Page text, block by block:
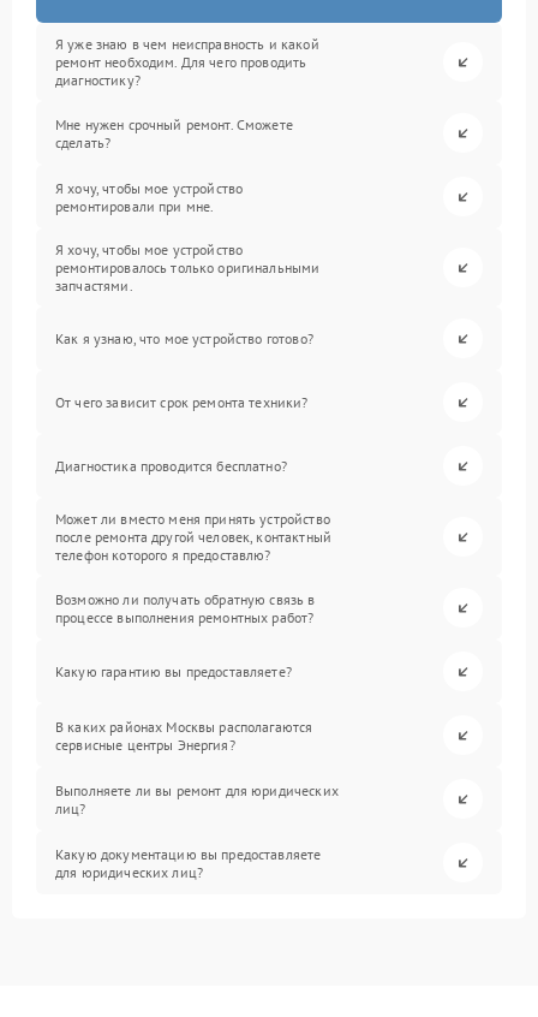
Я уже знаю в чем неисправность и какой
ремонт необходим. Для чего проводить
диагностику?
Мне нужен срочный ремонт. Сможете
сделать?
Я хочу, чтобы мое устройство
ремонтировали при мне.
Я хочу, чтобы мое устройство
ремонтировалось только оригинальными
запчастями.
Как я узнаю, что мое устройство готово?
От чего зависит срок ремонта техники?
Диагностика проводится бесплатно?
Может ли вместо меня принять устройство
после ремонта другой человек, контактный
телефон которого я предоставлю?
Возможно ли получать обратную связь в
процессе выполнения ремонтных работ?
Какую гарантию вы предоставляете?
В каких районах Москвы располагаются
сервисные центры Энергия?
Выполняете ли вы ремонт для юридических
лиц?
Какую документацию вы предоставляете
для юридических лиц?